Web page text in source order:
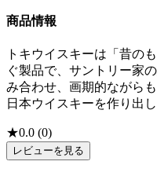
商品情報
トキウイスキーは「昔の
ぐ製品で、サントリー家
み合わせ、画期的ながら
日本ウイスキーを作り出し
★0.0 (0)
レビューを見る